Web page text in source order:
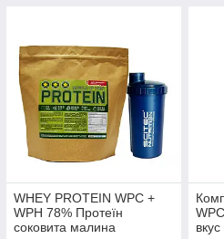
WHEY PROTEIN WPC +
WPH 78% Протеїн
соковита малина